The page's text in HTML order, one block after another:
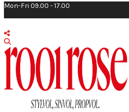
Mon-Fri 09.00 - 17.00